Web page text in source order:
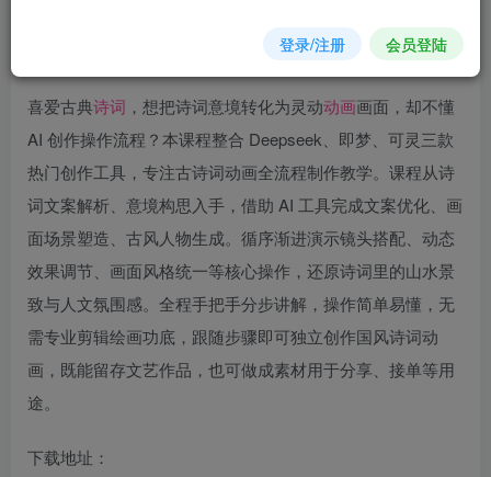
喜爱古典诗词 ，想把诗词意境转化为灵动动画画面，却不懂
AI 创作操作流程？本课程整合 Deepseek、即梦、可灵三款
热门创作工具，专注古诗词动画全流程制作教学。课程从诗
词文案解析、意境构思入手，借助 AI 工具完成文案优化、画
面场景塑造、古风人物生成。循序渐进演示镜头搭配、动态
效果调节、画面风格统一等核心操作，还原诗词里的山水景
致与人文氛围感。全程手把手分步讲解，操作简单易懂，无
需专业剪辑绘画功底，跟随步骤即可独立创作国风诗词动
画，既能留存文艺作品，也可做成素材用于分享、接单等用
途。
下载地址：
登录/注册 会员登陆